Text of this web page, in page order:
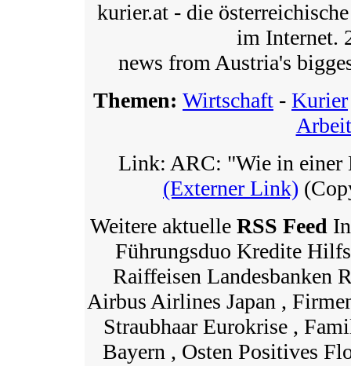
kurier.at - die
im Internet.
news from Austria's
Themen: Wirtschaft - Kurier
Arbeit
Link: ARC: "Wie in einer
(Externer Link)
Weitere aktuelle RSS Feed
Führungsduo Kredite
Raiffeisen Landesbanken
Airbus Airlines Japan ,
Straubhaar Eurokrise ,
Bayern , Osten Positives